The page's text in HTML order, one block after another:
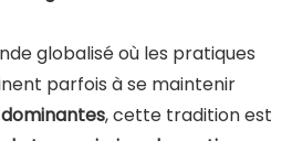
globalisé où les pratiques
parfois à se maintenir
, cette tradition est